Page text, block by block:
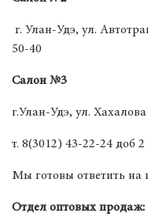
г. Улан-Удэ, ул.
50-40
Салон №3
г.Улан-Удэ, ул.
т. 8(3012) 43-22-24 доб 2
Мы готовы ответить на
Отдел оптовых продаж: